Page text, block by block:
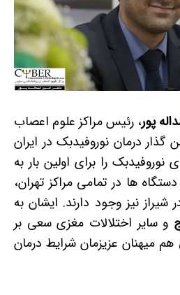
پور، رئیس مراکز علوم اعصاب
گذار درمان نوروفیدبک در ایران
را برای اولین بار به
ها در تمامی مراکز تهران،
شیراز نیز وجود دارند. ایشان به
و سایر اختلالات مغزی سعی بر
هم میهنان عزیزمان شرایط درمان